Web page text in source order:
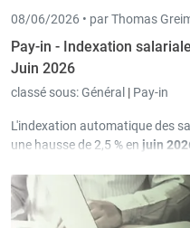
08/06/2026 • par Thomas
Pay-in - Indexation
Juin 2026
classé sous:Général | Pay-in
L'indexation automatique des
une hausse de 2,5 % en juin